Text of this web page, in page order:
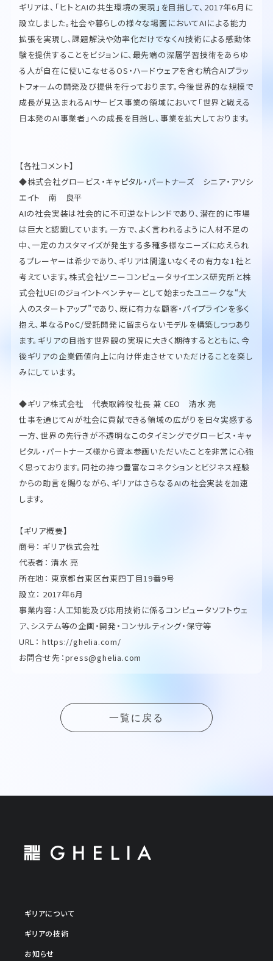
ギリアは、「ヒトとAIの共生環境の実現」を目指して、2017年6月に
設立しました。社会や暮らしの様々な場面においてAIによる能力
拡張を実現し、課題解決や効率化だけでなくAI技術による感動体
験を提供することをビジョンに、最先端の深層学習技術をあらゆ
る人が自在に使いこなせるOS・ハードウェアを含む統合AIプラッ
トフォームの開発及び提供を行っております。今後世界的な規模で
成長が見込まれるAIサービス事業の領域において「世界と戦える
日本発のAI事業者」への成長を目指し、事業を拡大しております。
【各社コメント】
◆株式会社グロービス・キャピタル・パートナーズ シニア・アソシ
エイト 南 良平
AIの社会実装は社会的に不可逆なトレンドであり、潜在的に市場
は巨大と認識しています。一方で、よく言われるように人材不足の
中、一定のカスタマイズが発生する多種多様なニーズに応えられ
るプレーヤーは希少であり、ギリアは間違いなくその有力な1社と
考えています。株式会社ソニーコンピュータサイエンス研究所と株
式会社UEIのジョイントベンチャーとして始まったユニークな“大
人のスタートアップ”であり、既に有力な顧客・パイプラインを多く
抱え、単なるPoC/受託開発に留まらないモデルを構築しつつあり
ます。ギリアの目指す世界観の実現に大きく期待するとともに、今
後ギリアの企業価値向上に向け伴走させていただけることを楽し
みにしています。
◆ギリア株式会社 代表取締役社長 兼 CEO 清水 亮
仕事を通じてAIが社会に貢献できる領域の広がりを日々実感する
一方、世界の先行きが不透明なこのタイミングでグロービス・キャ
ピタル・パートナーズ様から資本参画いただいたことを非常に心強
く思っております。同社の持つ豊富なコネクションとビジネス経験
からの助言を賜りながら、ギリアはさらなるAIの社会実装を加速
します。
【ギリア概要】
商号： ギリア株式会社
代表者： 清水 亮
所在地： 東京都台東区台東四丁目19番9号
設立： 2017年6月
事業内容：人工知能及び応用技術に係るコンピュータソフトウェ
ア、システム等の企画・開発・コンサルティング・保守等
URL： https://ghelia.com/
お問合せ先：press@ghelia.com
一覧に戻る
ギリアについて
ギリアの技術
お知らせ